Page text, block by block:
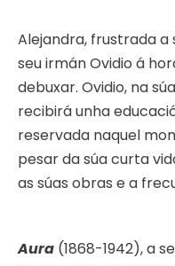
Alejandra, frustrada a
seu irmán Ovidio á
debuxar. Ovidio, na
recibirá unha
reservada naquel
pesar da súa curta
as súas obras e a
Aura (1868-1942), a